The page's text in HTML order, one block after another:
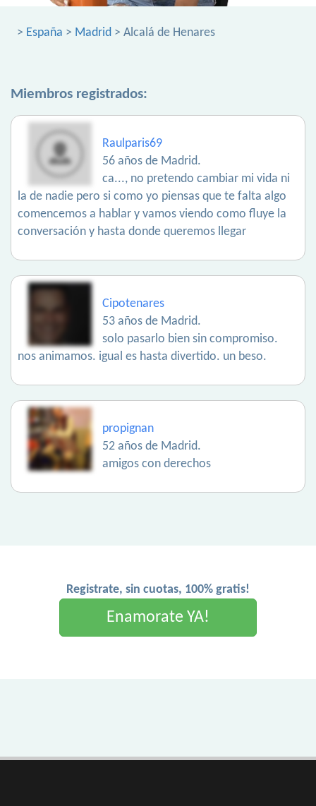
> España > Madrid > Alcalá de Henares
Miembros registrados:
Raulparis69
56 años de Madrid.
ca..., no pretendo cambiar mi vida ni
la de nadie pero si como yo piensas que te falta algo
comencemos a hablar y vamos viendo como fluye la
conversación y hasta donde queremos llegar
Cipotenares
53 años de Madrid.
solo pasarlo bien sin compromiso.
nos animamos. igual es hasta divertido. un beso.
propignan
52 años de Madrid.
amigos con derechos
Registrate, sin cuotas, 100% gratis!
Enamorate YA!